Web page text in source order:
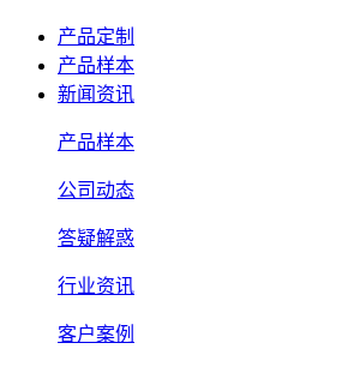
产品定制
产品样本
新闻资讯
产品样本
公司动态
答疑解惑
行业资讯
客户案例